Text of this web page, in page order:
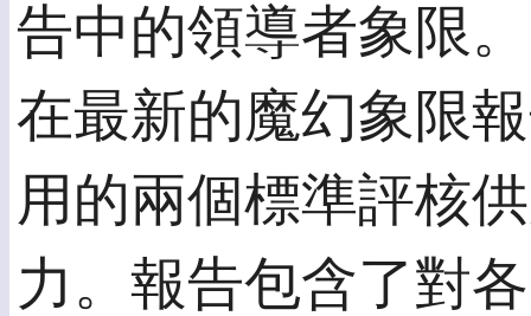
告中的領導者象限。
在最新的魔幻象限
用的兩個標準評核
力。報告包含了對